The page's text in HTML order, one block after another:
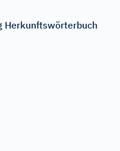
Herkunftswörterbuch